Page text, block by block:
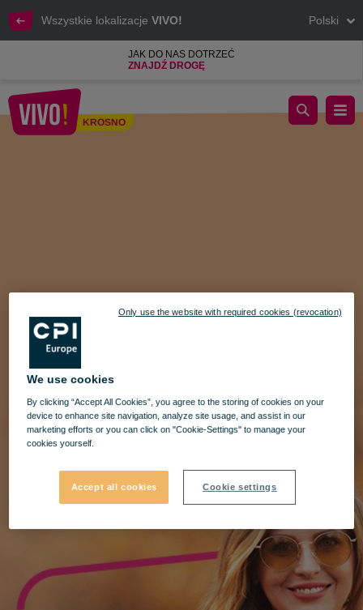
Wszystkie lokalizacje VIVO! Polski
JAK DO NAS DOTRZEĆ
ZNAJDŹ DROGĘ
KROSNO
Konkursy Jesienne – Twoja Szansa na Wygraną!
We use cookies
By clicking “Accept All Cookies”, you agree to the storing of cookies on your
device to enhance site navigation, analyze site usage, and assist in our
marketing efforts or you can click on "Cookie-Settings" to manage your
cookies yourself.
Accept all cookies Cookie settings
Only use the website with required cookies (revocation)